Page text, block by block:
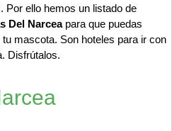
Por ello hemos un listado de
Del Narceapara que puedas
mascota. Son hoteles para ir con
Disfrútalos.